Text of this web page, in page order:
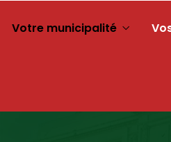
Votre municipalité